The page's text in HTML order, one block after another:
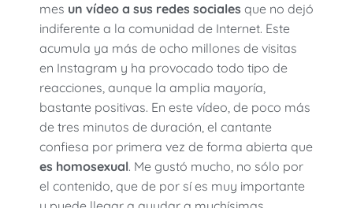
mes un vídeo a sus redes sociales que no dejó
indiferente a la comunidad de Internet. Este
acumula ya más de ocho millones de visitas
en Instagram y ha provocado todo tipo de
reacciones, aunque la amplia mayoría,
bastante positivas. En este vídeo, de poco más
de tres minutos de duración, el cantante
confiesa por primera vez de forma abierta que
es homosexual. Me gustó mucho, no sólo por
el contenido, que de por sí es muy importante